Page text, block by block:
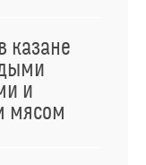
казане
и
мясом